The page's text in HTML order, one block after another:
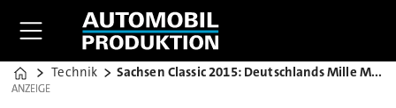
Home
Technik Sachsen Classic 2015: Deutschlands Mille Miglia
ANZEIGE
ANZEIGE